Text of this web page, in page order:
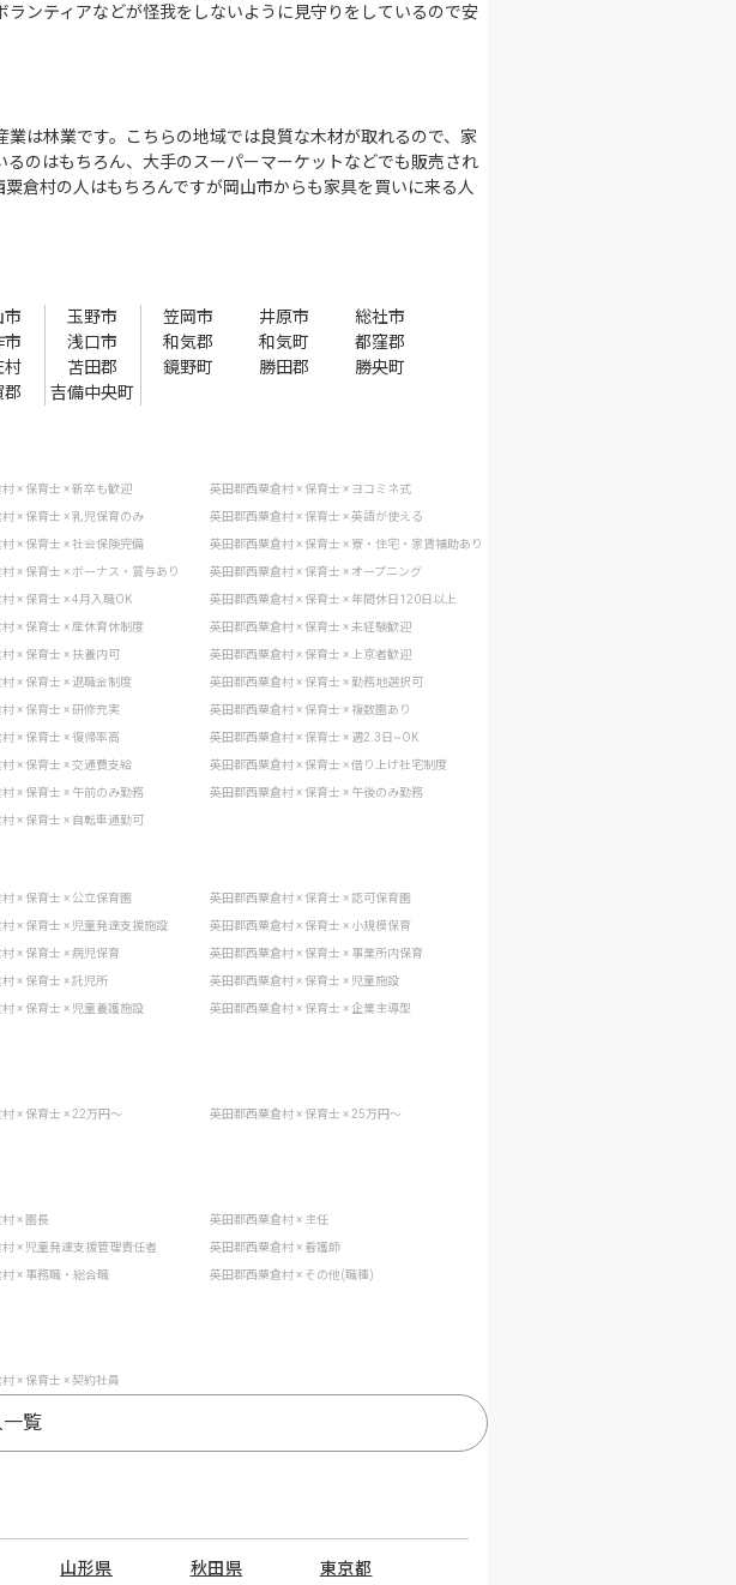
ンティアなどが怪我をしないように見守りをしているので安
は林業です。こちらの地域では良質な木材が取れるので、家
のはもちろん、大手のスーパーマーケットなどでも販売され
倉村の人はもちろんですが岡山市からも家具を買いに来る人
市 玉野市 笠岡市 井原市
総社市
市 浅口市 和気郡 和気町
都窪郡
村 苫田郡 鏡野町 勝田郡
勝央町
郡 吉備中央町
× 保育士 × 新卒も歓迎 英田郡西粟倉村 × 保育士 × ヨコミネ式
× 保育士 × 乳児保育のみ 英田郡西粟倉村 × 保育士 × 英語が使える
× 保育士 × 社会保険完備 英田郡西粟倉村 × 保育士 × 寮・住宅・家賃補助あり
× 保育士 × ボーナス・賞与あり 英田郡西粟倉村 × 保育士 × オープニング
× 保育士 × 4月入職OK 英田郡西粟倉村 × 保育士 × 年間休日120日以上
× 保育士 × 産休育休制度 英田郡西粟倉村 × 保育士 × 未経験歓迎
× 保育士 × 扶養内可 英田郡西粟倉村 × 保育士 × 上京者歓迎
× 保育士 × 退職金制度 英田郡西粟倉村 × 保育士 × 勤務地選択可
× 保育士 × 研修充実 英田郡西粟倉村 × 保育士 × 複数園あり
× 保育士 × 復帰率高 英田郡西粟倉村 × 保育士 × 週2.3日~OK
× 保育士 × 交通費支給 英田郡西粟倉村 × 保育士 × 借り上げ社宅制度
× 保育士 × 午前のみ勤務 英田郡西粟倉村 × 保育士 × 午後のみ勤務
× 保育士 × 自転車通勤可
× 保育士 × 公立保育園 英田郡西粟倉村 × 保育士 × 認可保育園
× 保育士 × 児童発達支援施設 英田郡西粟倉村 × 保育士 × 小規模保育
× 保育士 × 病児保育 英田郡西粟倉村 × 保育士 × 事業所内保育
× 保育士 × 託児所 英田郡西粟倉村 × 保育士 × 児童施設
× 保育士 × 児童養護施設 英田郡西粟倉村 × 保育士 × 企業主導型
× 保育士 × 22万円〜 英田郡西粟倉村 × 保育士 × 25万円〜
× 園長 英田郡西粟倉村 × 主任
× 児童発達支援管理責任者 英田郡西粟倉村 × 看護師
× 事務職・総合職 英田郡西粟倉村 × その他(職種)
× 保育士 × 契約社員
覧
山形県 秋田県 東京都